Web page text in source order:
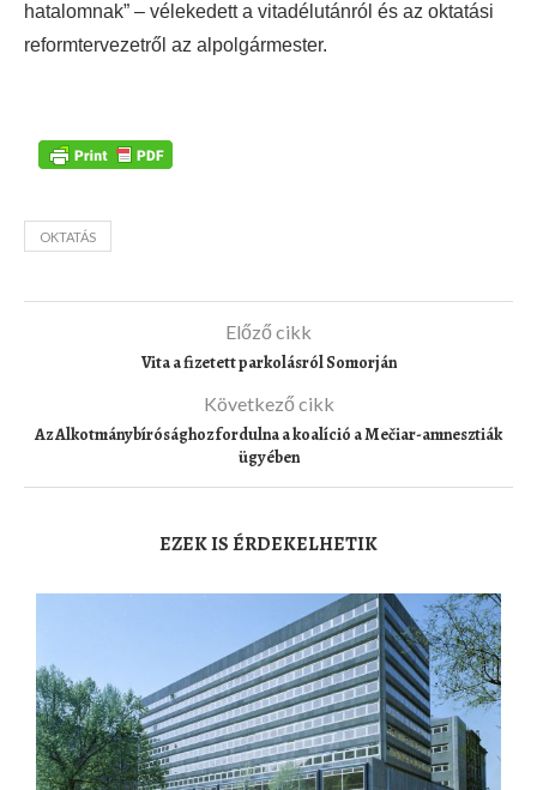
hatalomnak” – vélekedett a vitadélutánról és az oktatási
reformtervezetről az alpolgármester.
OKTATÁS
Előző cikk
Vita a fizetett parkolásról Somorján
Következő cikk
Az Alkotmánybírósághoz fordulna a koalíció a Mečiar-amnesztiák
ügyében
EZEK IS ÉRDEKELHETIK